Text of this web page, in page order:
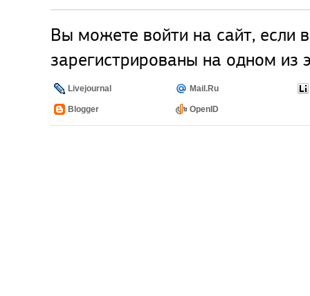
Вы можете войти на сайт, если
зарегистрированы на одном из
Livejournal Mail.Ru
Blogger OpenID